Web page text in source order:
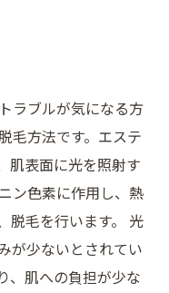
ラブルが気になる方
毛方法です。エステ
肌表面に光を照射す
ン色素に作用し、熱
脱毛を行います。 光
が少ないとされてい
、肌への負担が少な